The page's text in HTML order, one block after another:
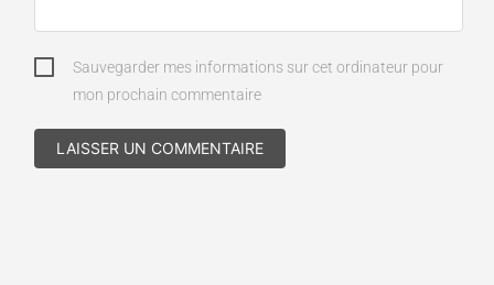
Sauvegarder mes informations sur cet ordinateur pour
mon prochain commentaire